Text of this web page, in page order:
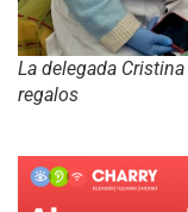
La delegada
regalos